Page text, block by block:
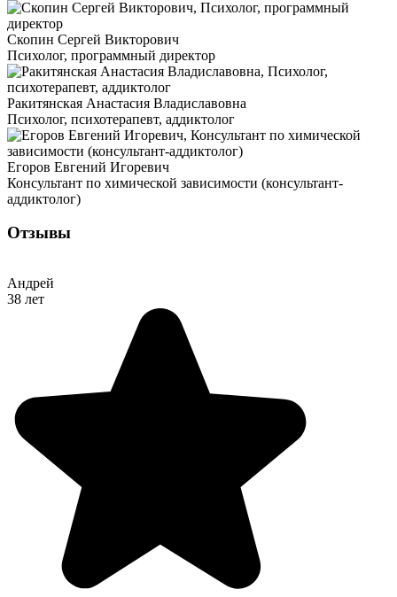
Скопин Сергей Викторович
Психолог, программный директор
Ракитянская Анастасия Владиславовна
Психолог, психотерапевт, аддиктолог
Егоров Евгений Игоревич
Консультант по химической зависимости (консультант-
аддиктолог)
Отзывы
Андрей
38 лет